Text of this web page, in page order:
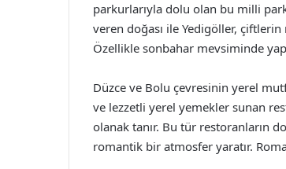
parkurlarıyla dolu olan bu milli
veren doğası ile Yedigöller,
Özellikle sonbahar mevsiminde
Düzce ve Bolu çevresinin yerel
ve lezzetli yerel yemekler sunan
olanak tanır. Bu tür restoranların
romantik bir atmosfer yaratır.